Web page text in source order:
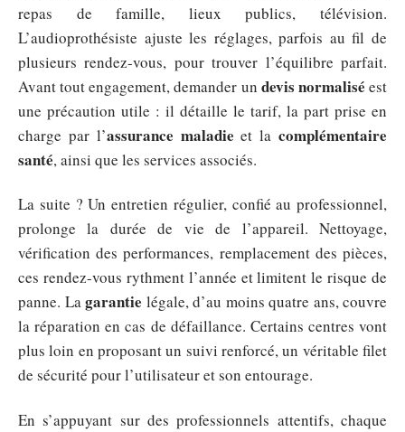
repas de famille, lieux publics, télévision.
L’audioprothésiste ajuste les réglages, parfois au fil de
plusieurs rendez-vous, pour trouver l’équilibre parfait.
Avant tout engagement, demander un devis normalisé est
une précaution utile : il détaille le tarif, la part prise en
charge par l’assurance maladie et lacomplémentaire
santé, ainsi que les services associés.
La suite ? Un entretien régulier, confié au professionnel,
prolonge la durée de vie de l’appareil. Nettoyage,
vérification des performances, remplacement des pièces,
ces rendez-vous rythment l’année et limitent le risque de
panne. Lagarantie légale, d’au moins quatre ans, couvre
la réparation en cas de défaillance. Certains centres vont
plus loin en proposant un suivi renforcé, un véritable filet
de sécurité pour l’utilisateur et son entourage.
En s’appuyant sur des professionnels attentifs, chaque